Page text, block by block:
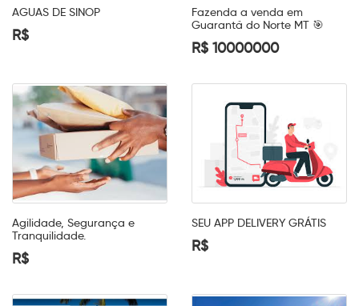
AGUAS DE SINOP
R$
Fazenda a venda em
Guarantã do Norte MT 🎯
R$ 10000000
Agilidade, Segurança e
Tranquilidade.
R$
SEU APP DELIVERY GRÁTIS
R$